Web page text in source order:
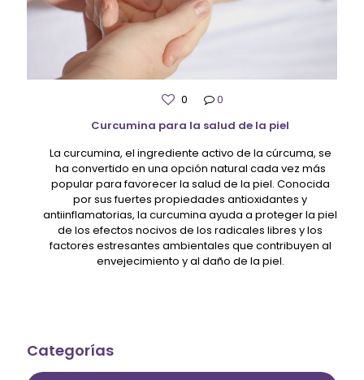
0
0
Curcumina para la salud de la piel
La curcumina, el ingrediente activo de la cúrcuma, se
ha convertido en una opción natural cada vez más
popular para favorecer la salud de la piel. Conocida
por sus fuertes propiedades antioxidantes y
antiinflamatorias, la curcumina ayuda a proteger la piel
de los efectos nocivos de los radicales libres y los
factores estresantes ambientales que contribuyen al
envejecimiento y al daño de la piel.
Categorías